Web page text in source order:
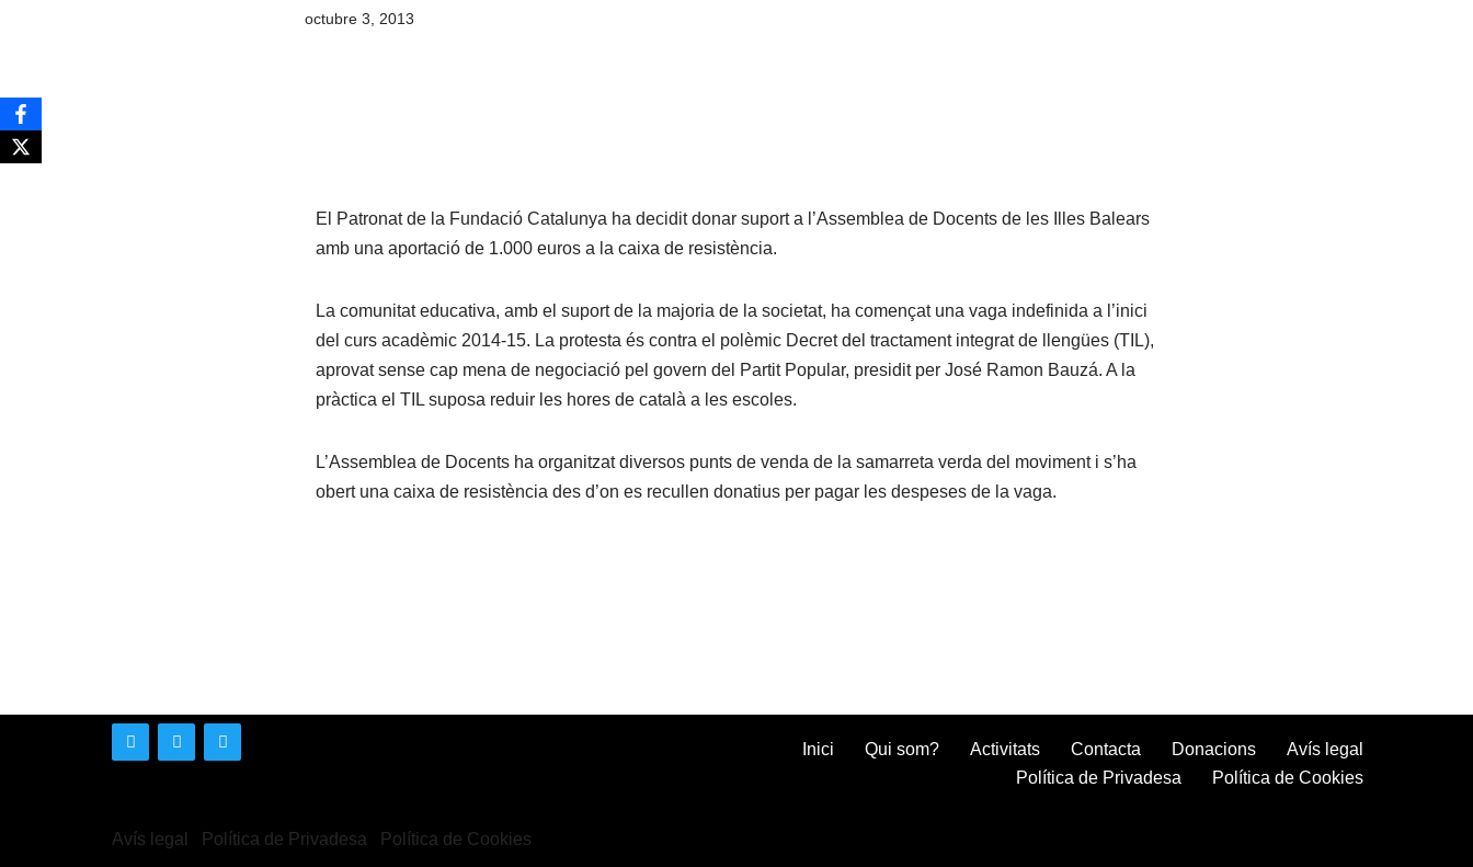
octubre 3, 2013
El Patronat de la Fundació Catalunya ha decidit donar suport a l’Assemblea de Docents de les Illes Balears
amb una aportació de 1.000 euros a la caixa de resistència.
La comunitat educativa, amb el suport de la majoria de la societat, ha començat una vaga indefinida a l’inici
del curs acadèmic 2014-15. La protesta és contra el polèmic Decret del tractament integrat de llengües (TIL),
aprovat sense cap mena de negociació pel govern del Partit Popular, presidit per José Ramon Bauzá. A la
pràctica el TIL suposa reduir les hores de català a les escoles.
L’Assemblea de Docents ha organitzat diversos punts de venda de la samarreta verda del moviment i s’ha
obert una caixa de resistència des d’on es recullen donatius per pagar les despeses de la vaga.
Inici Qui som? Activitats Contacta Donacions
Avís legal
Política de Privadesa
Política de Cookies
Avís legal Política de Privadesa Política de Cookies